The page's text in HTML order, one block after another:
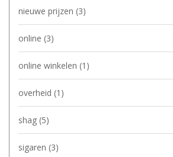
nieuwe prijzen (3)
online (3)
online winkelen (1)
overheid (1)
shag (5)
sigaren (3)